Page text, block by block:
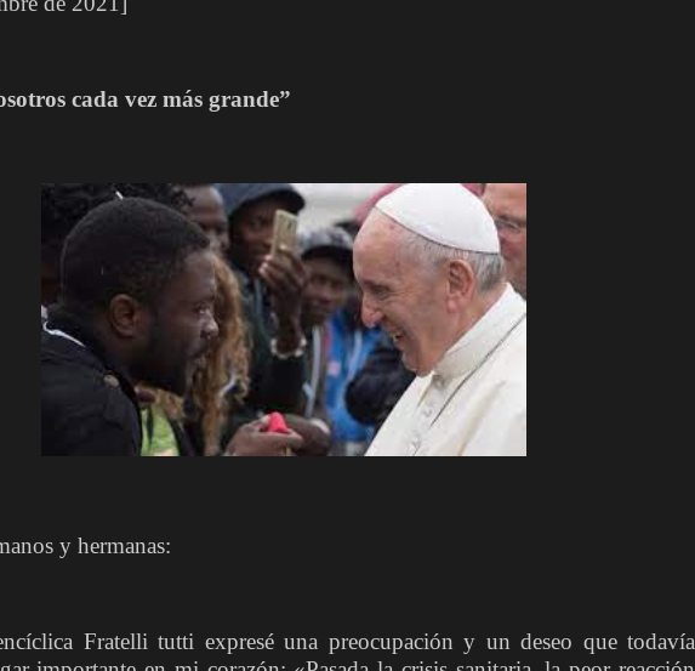
cada vez más grande”
y hermanas:
Fratelli tutti expresé una preocupación y un deseo que todavía